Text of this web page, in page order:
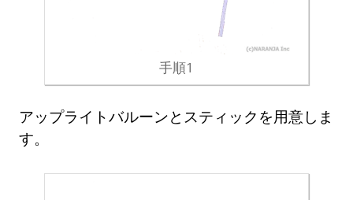
手順1
アップライトバルーンとスティックを用意しま
す。